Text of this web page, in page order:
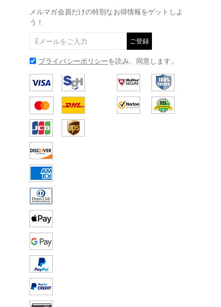
メルマガ会員だけの特別なお得情報をゲットしよ
う！
ご登録
プライバシーポリシーを読み、同意します。